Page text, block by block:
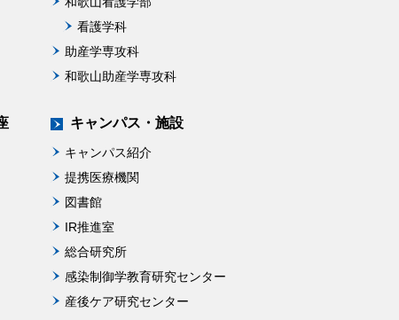
看護学科
助産学専攻科
和歌山助産学専攻科
キャンパス・施設
キャンパス紹介
提携医療機関
図書館
IR推進室
総合研究所
感染制御学教育研究センター
産後ケア研究センター